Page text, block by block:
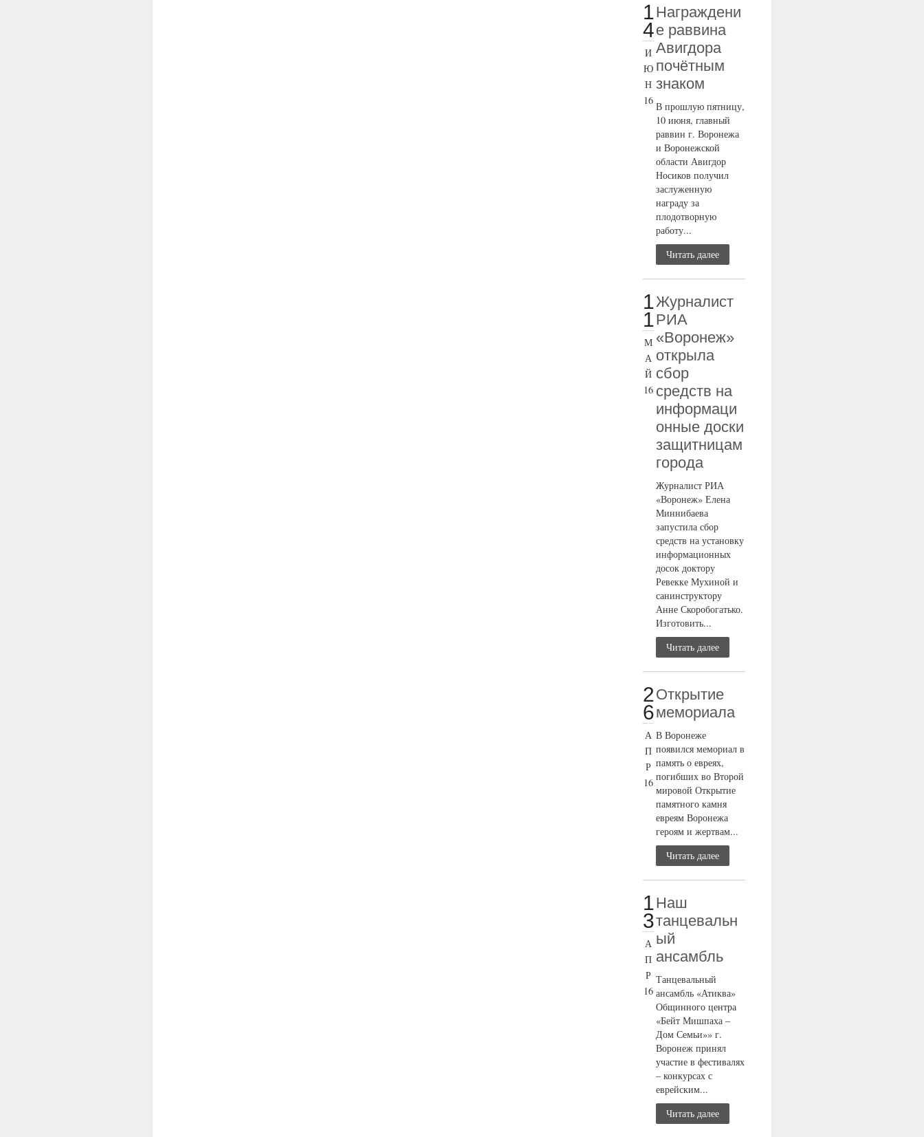
1
4
И
Ю
Н
16
Награждени
е раввина
Авигдора
почётным
знаком
В прошлую пятницу,
10 июня, главный
раввин г. Воронежа
и Воронежской
области Авигдор
Носиков получил
заслуженную
награду за
плодотворную
работу...
Читать далее
1
1
М
А
Й
16
Журналист
РИА
«Воронеж»
открыла
сбор
средств на
информаци
онные доски
защитницам
города
Журналист РИА
«Воронеж» Елена
Миннибаева
запустила сбор
средств на установку
информационных
досок доктору
Ревекке Мухиной и
санинструктору
Анне Скоробогатько.
Изготовить...
Читать далее
2
6
А
П
Р
16
Открытие
мемориала
В Воронеже
появился мемориал в
память о евреях,
погибших во Второй
мировой Открытие
памятного камня
евреям Воронежа
героям и жертвам...
Читать далее
1
3
А
П
Р
16
Наш
танцевальн
ый
ансамбль
Танцевальный
ансамбль «Атиква»
Общинного центра
«Бейт Мишпаха –
Дом Семьи»» г.
Воронеж принял
участие в фестивалях
– конкурсах с
еврейским...
Читать далее